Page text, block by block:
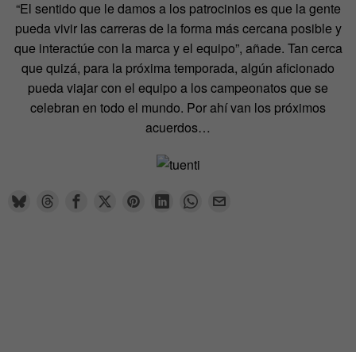
“El sentido que le damos a los patrocinios es que la gente
pueda vivir las carreras de la forma más cercana posible y
que interactúe con la marca y el equipo”, añade. Tan cerca
que quizá, para la próxima temporada, algún aficionado
pueda viajar con el equipo a los campeonatos que se
celebran en todo el mundo. Por ahí van los próximos
acuerdos…